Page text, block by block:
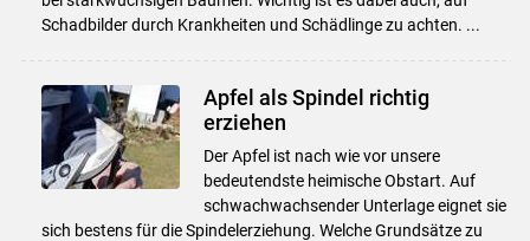
Schadbilder durch Krankheiten und Schädlinge zu achten. ...
Apfel als Spindel richtig
erziehen
Der Apfel ist nach wie vor unsere
bedeutendste heimische Obstart. Auf
schwachwachsender Unterlage eignet sie
sich bestens für die Spindelerziehung. Welche Grundsätze zu